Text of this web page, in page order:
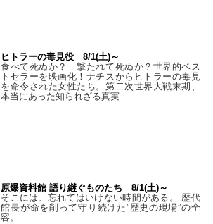
ヒトラーの毒見役 8/1(土)～
食べて死ぬか？ 撃たれて死ぬか？世界的ベス
トセラーを映画化！ナチスからヒトラーの毒見
を命令された女性たち。第二次世界大戦末期、
本当にあった知られざる真実
原爆資料館 語り継ぐものたち 8/1(土)～
そこには、忘れてはいけない時間がある。 歴代
館長が命を削って守り続けた”歴史の現場”の全
容。